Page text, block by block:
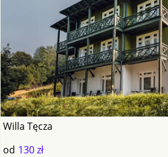
Willa Tęcza
od 130 zł